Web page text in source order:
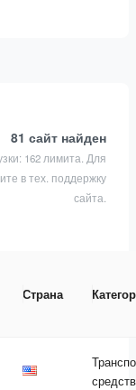
81 сайт найден
162 лимита. Для
в тех. поддержку
сайта.
Страна